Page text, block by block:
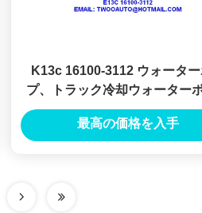
K13c 16100-3112 ウォータ
プ、トラック冷却ウォーター
タイプ 16100-3112 日野
最高の価格を入手